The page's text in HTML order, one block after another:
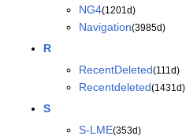
NG4(1201d)
Navigation(3985d)
R
RecentDeleted(111d)
Recentdeleted(1431d)
S
S-LME(353d)